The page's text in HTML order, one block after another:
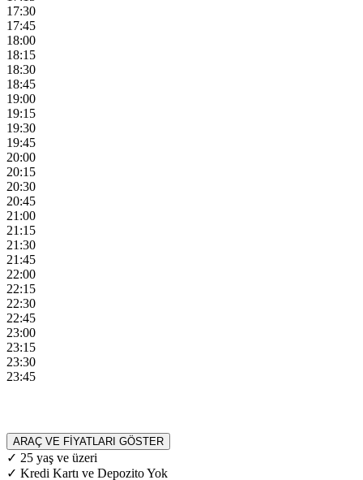
17:30
17:45
18:00
18:15
18:30
18:45
19:00
19:15
19:30
19:45
20:00
20:15
20:30
20:45
21:00
21:15
21:30
21:45
22:00
22:15
22:30
22:45
23:00
23:15
23:30
23:45
ARAÇ VE FİYATLARI GÖSTER
✓ 25 yaş ve üzeri
✓ Kredi Kartı ve Depozito Yok